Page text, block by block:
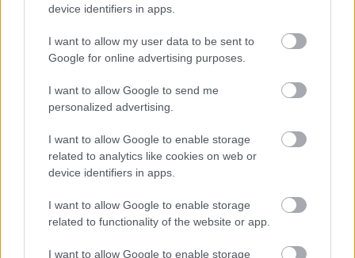
device identifiers in apps.
I want to allow my user data to be sent to
Google for online advertising purposes.
I want to allow Google to send me
personalized advertising.
I want to allow Google to enable storage
related to analytics like cookies on web or
device identifiers in apps.
I want to allow Google to enable storage
related to functionality of the website or app.
I want to allow Google to enable storage